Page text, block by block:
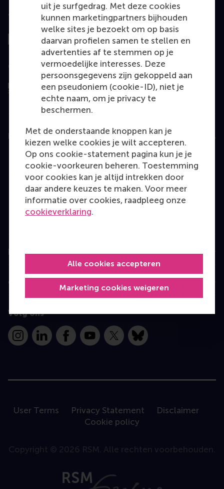
uit je surfgedrag. Met deze cookies
kunnen marketingpartners bijhouden
welke sites je bezoekt om op basis
daarvan profielen samen te stellen en
advertenties af te stemmen op je
vermoedelijke interesses. Deze
persoonsgegevens zijn gekoppeld aan
een pseudoniem (cookie-ID), niet je
echte naam, om je privacy te
beschermen.
Met de onderstaande knoppen kan je
kiezen welke cookies je wilt accepteren.
Op ons cookie-statement pagina kun je je
cookie-voorkeuren beheren. Toestemming
voor cookies kan je altijd intrekken door
daar andere keuzes te maken. Voor meer
informatie over cookies, raadpleeg onze
cookieverklaring.
Marketing cookies weigeren
Alle cookies accepteren
Top gerangschikt
Geëvalueerd door
Education
Bachelor
Master
MBA
Executive Education
Information for
Contact
Volg ons
InstagramLinkedInFacebookYouTube
X Bluesky
User Terms Privacy Statement
Disclaimer
Cookie policy